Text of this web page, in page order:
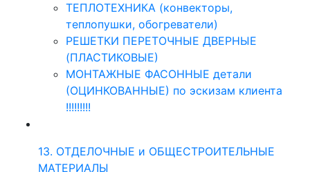
ТЕПЛОТЕХНИКА (конвекторы,
теплопушки, обогреватели)
РЕШЕТКИ ПЕРЕТОЧНЫЕ ДВЕРНЫЕ
(ПЛАСТИКОВЫЕ)
МОНТАЖНЫЕ ФАСОННЫЕ детали
(ОЦИНКОВАННЫЕ) по эскизам клиента
!!!!!!!!!
13. ОТДЕЛОЧНЫЕ и ОБЩЕСТРОИТЕЛЬНЫЕ
МАТЕРИАЛЫ